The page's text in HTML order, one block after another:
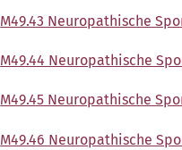
M49.43 Neuropathische
M49.44 Neuropathische
M49.45 Neuropathische
M49.46 Neuropathische